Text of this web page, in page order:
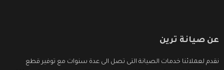
عن صيانة ترين
نقدم لعملائنا خدمات الصيانة التى تصل الى عدة سنوات مع توفير قطع